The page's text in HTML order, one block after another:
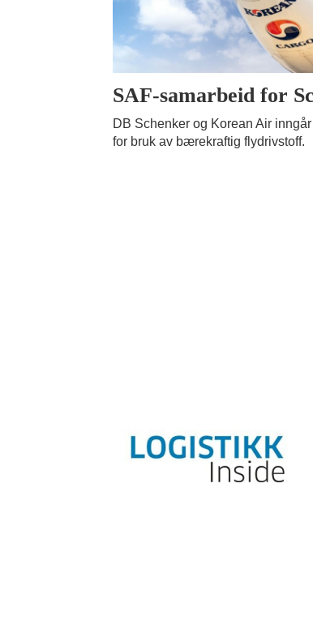
SAF-samarbeid for
DB Schenker og Korean Air
for bruk av bærekraftig flydrivstoff.